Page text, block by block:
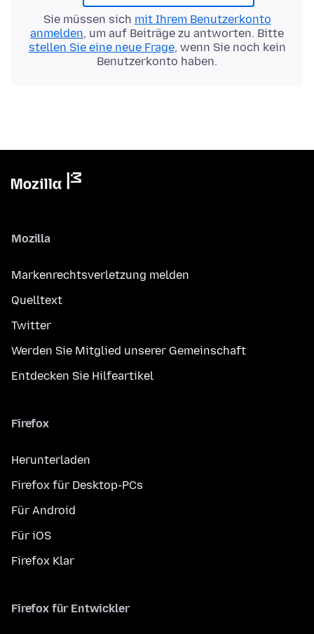
Sie müssen sich mit Ihrem Benutzerkonto
anmelden, um auf Beiträge zu antworten. Bitte
stellen Sie eine neue Frage, wenn Sie noch kein
Benutzerkonto haben.
Mozilla
Markenrechtsverletzung melden
Quelltext
Twitter
Werden Sie Mitglied unserer Gemeinschaft
Entdecken Sie Hilfeartikel
Firefox
Herunterladen
Firefox für Desktop-PCs
Für Android
Für iOS
Firefox Klar
Firefox für Entwickler